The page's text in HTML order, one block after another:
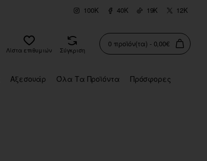
100K 40K 19K 12K
Λίστα επιθυμιών Σύγκριση
0 προϊόν(τα) - 0,00€
Αξεσουάρ Όλα Τα Προϊόντα Πρόσφορες